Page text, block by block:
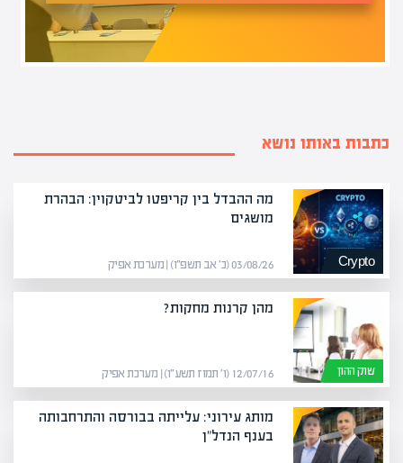
כתבות באותו נושא
Crypto
מה ההבדל בין קריפטו לביטקוין: הבהרת
מושגים
03/08/26 (כ׳ אב תשפ״ו) | מערכת אפיק
שוק ההון
מהן קרנות מחקות?
12/07/16 (ו׳ תמוז תשע״ו) | מערכת אפיק
מותג עירוני: עלייתה בבורסה והתרחבותה
בענף הנדל"ן